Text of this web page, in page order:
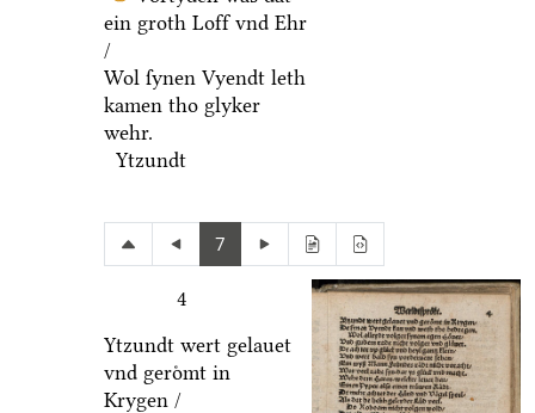
ein groth Loff vnd Ehr
/
Wol ſynen Vyendt leth
kamen tho glyker
wehr.
Ytzundt
7
4
Ytzundt wert gelauet
vnd geroͤmt in
Krygen /